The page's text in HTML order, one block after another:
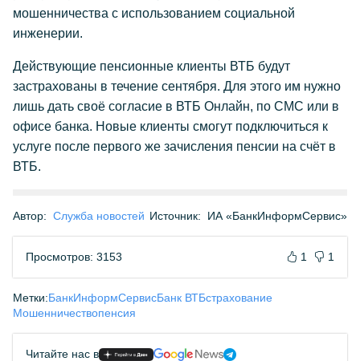
мошенничества с использованием социальной
инженерии.
Действующие пенсионные клиенты ВТБ будут
застрахованы в течение сентября. Для этого им нужно
лишь дать своё согласие в ВТБ Онлайн, по СМС или в
офисе банка. Новые клиенты смогут подключиться к
услуге после первого же зачисления пенсии на счёт в
ВТБ.
Автор: Служба новостей Источник: ИА «БанкИнформСервис»
Просмотров: 3153 1 1
Метки:БанкИнформСервисБанк ВТБстрахование
Мошенничествопенсия
Читайте нас в